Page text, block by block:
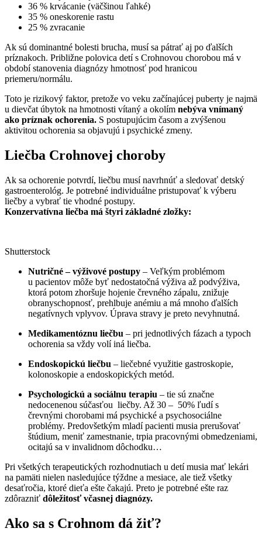
36 % krvácanie (väčšinou ľahké)
35 % oneskorenie rastu
25 % zvracanie
Ak sú dominantné bolesti brucha, musí sa pátrať aj po ďalších
príznakoch. Približne polovica detí s Crohnovou chorobou má v
období stanovenia diagnózy hmotnosť pod hranicou
priemeru/normálu.
Toto je rizikový faktor, pretože vo veku začínajúcej puberty je najmä
u dievčat úbytok na hmotnosti vítaný a okolím nebýva vnímaný
ako príznak ochorenia. S postupujúcim časom a zvýšenou
aktivitou ochorenia sa objavujú i psychické zmeny.
Liečba Crohnovej choroby
Ak sa ochorenie potvrdí, liečbu musí navrhnúť a sledovať detský
gastroenterológ. Je potrebné individuálne pristupovať k výberu
liečby a vybrať tie vhodné postupy.
Konzervatívna liečba má štyri základné zložky:
Shutterstock
Nutričné – výživové postupy – Veľkým problémom
u pacientov môže byť nedostatočná výživa až podvýživa,
ktorá potom zhoršuje hojenie črevného zápalu, znižuje
obranyschopnosť, prehlbuje anémiu a má mnoho ďalších
negatívnych vplyvov. Úprava stravy je preto nevyhnutná.
Medikamentóznu liečbu – pri jednotlivých fázach a typoch
ochorenia sa vždy volí iná liečba.
Endoskopickú liečbu – liečebné využitie gastroskopie,
kolonoskopie a endoskopických metód.
Psychologickú a sociálnu terapiu – tie sú značne
nedocenenou súčasťou liečby. Až 30 – 50% ľudí s
črevnými chorobami má psychické a psychosociálne
problémy. Predovšetkým mladí pacienti musia prerušovať
štúdium, meniť zamestnanie, trpia pracovnými obmedzeniami,
ocitajú sa v invalidnom dôchodku…
Pri všetkých terapeutických rozhodnutiach u detí musia mať lekári
na pamäti nielen nasledujúce týždne a mesiace, ale tiež všetky
desaťročia, ktoré dieťa ešte čakajú. Preto je potrebné ešte raz
zdôrazniť dôležitosť včasnej diagnózy.
Ako sa s Crohnom dá žiť?